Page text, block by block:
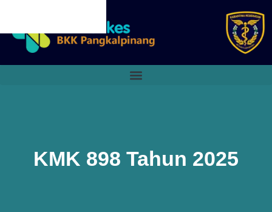
KMK 898 Tahun 2025